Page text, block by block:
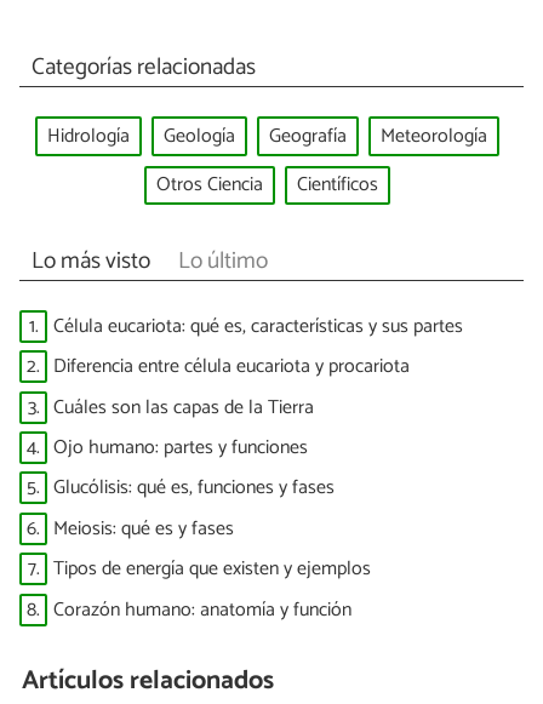
Categorías relacionadas
Hidrología Geología Geografía
Meteorología
Otros Ciencia
Científicos
Lo más visto Lo último
1. Célula eucariota: qué es, características y sus partes
2. Diferencia entre célula eucariota y procariota
3. Cuáles son las capas de la Tierra
4. Ojo humano: partes y funciones
5. Glucólisis: qué es, funciones y fases
6. Meiosis: qué es y fases
7. Tipos de energía que existen y ejemplos
8. Corazón humano: anatomía y función
Artículos relacionados